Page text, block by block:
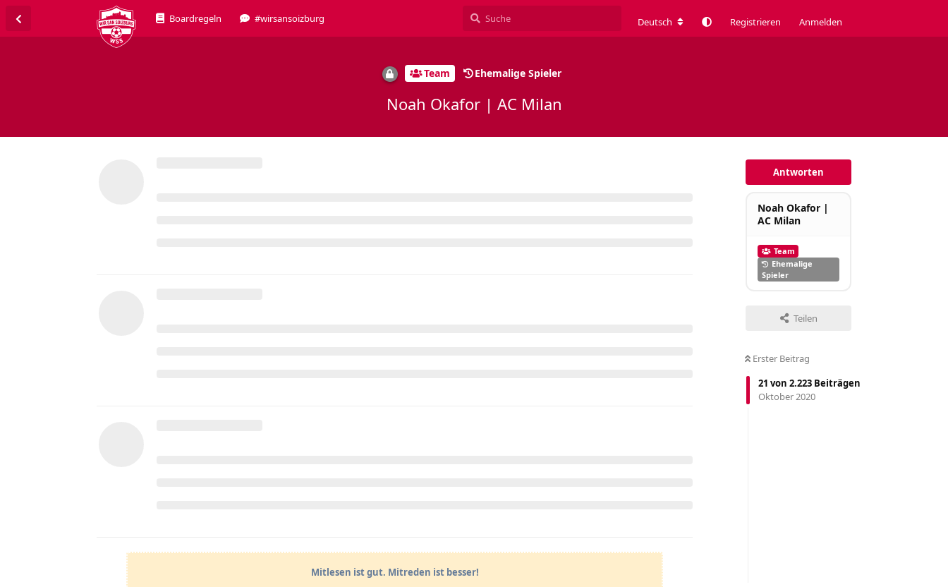
Boardregeln #wirsansoizburg Deutsch Registrieren Anmelden
Team Ehemalige Spieler
Noah Okafor | AC Milan
Antworten
Noah Okafor |
AC Milan
Team
Ehemalige
Spieler
Teilen
Erster Beitrag
21 von 2.223 Beiträgen
Oktober 2020
Mitlesen ist gut. Mitreden ist besser!